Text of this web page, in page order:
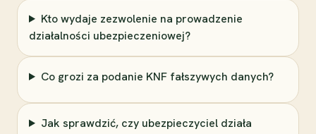
Kto wydaje zezwolenie na prowadzenie
działalności ubezpieczeniowej?
Co grozi za podanie KNF fałszywych danych?
Jak sprawdzić, czy ubezpieczyciel działa